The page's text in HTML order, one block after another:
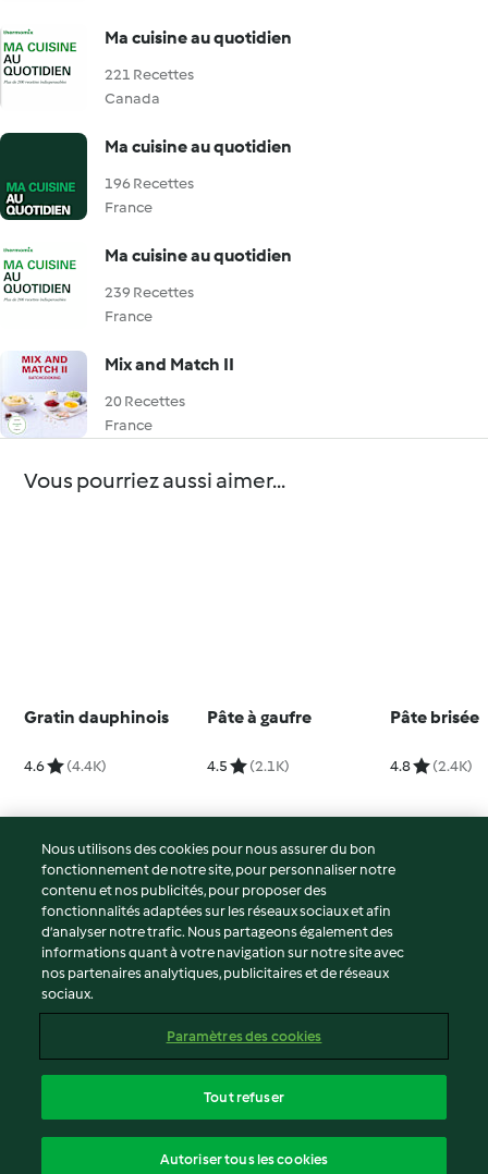
Ma cuisine au quotidien
221 Recettes
Canada
Ma cuisine au quotidien
196 Recettes
France
Ma cuisine au quotidien
239 Recettes
France
Mix and Match II
20 Recettes
France
Vous pourriez aussi aimer...
Gratin dauphinois
4.6 (4.4K)
Pâte à gaufre
4.5 (2.1K)
Pâte brisée
4.8 (2.4K)
© Copyright 2026
Conditions d'utilisation
Politique de confidentialité
Non-responsabilité
Mentions légales
Contenu du rapport
Déclaration d'accessibilité
Nous utilisons des cookies pour nous assurer du bon
fonctionnement de notre site, pour personnaliser notre
contenu et nos publicités, pour proposer des
fonctionnalités adaptées sur les réseaux sociaux et afin
d’analyser notre trafic. Nous partageons également des
informations quant à votre navigation sur notre site avec
nos partenaires analytiques, publicitaires et de réseaux
sociaux.
Paramètres des cookies
Tout refuser
Autoriser tous les cookies